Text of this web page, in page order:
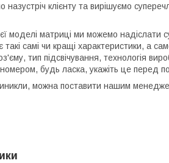
клієнту та вирішуємо
моделі матриці ми можемо надіслати
самі чи кращі характеристики, а
тип підсвічування, технологія
будь ласка, укажіть це перед
можна поставити нашим